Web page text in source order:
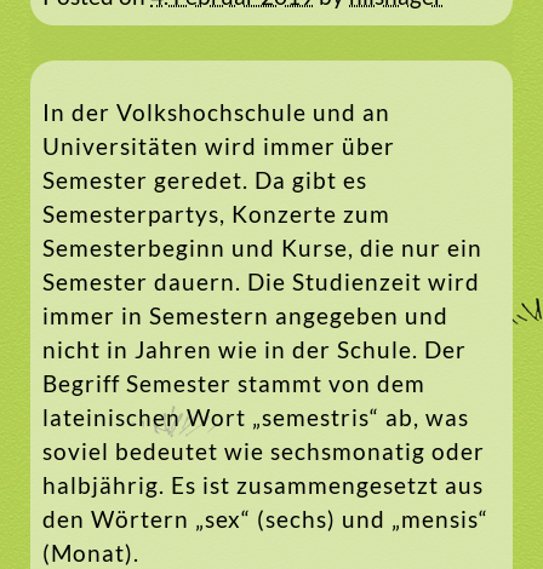
In der Volkshochschule und an
Universitäten wird immer über
Semester geredet. Da gibt es
Semesterpartys, Konzerte zum
Semesterbeginn und Kurse, die nur ein
Semester dauern. Die Studienzeit wird
immer in Semestern angegeben und
nicht in Jahren wie in der Schule. Der
Begriff Semester stammt von dem
lateinischen Wort „semestris“ ab, was
soviel bedeutet wie sechsmonatig oder
halbjährig. Es ist zusammengesetzt aus
den Wörtern „sex“ (sechs) und „mensis“
(Monat).